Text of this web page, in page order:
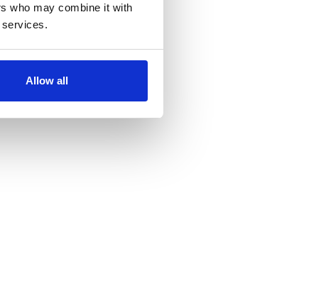
who may combine it with
services.
Allow all